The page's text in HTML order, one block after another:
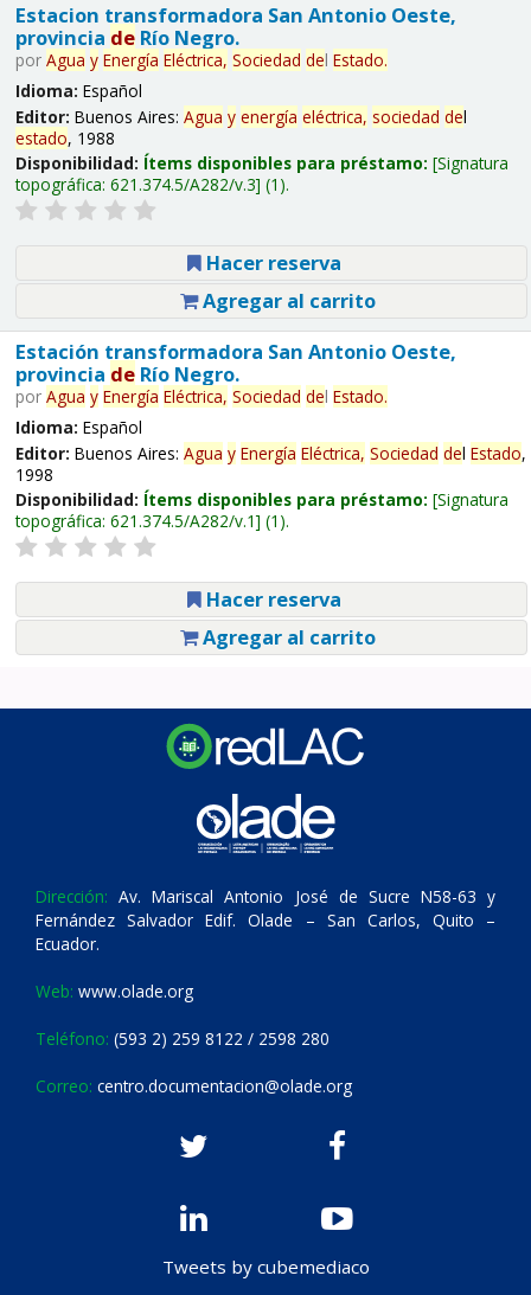
Estacion transformadora San Antonio Oeste,
provincia deRío Negro.
por Agua y Energía Eléctrica, Sociedad del Estado.
Idioma: Español
Editor: Buenos Aires: Agua y energía eléctrica, sociedad del
estado, 1988
Disponibilidad: Ítems disponibles para préstamo: Signatura
topográfica: 621.374.5/A282/v.3 (1).
Hacer reserva
Agregar al carrito
Estación transformadora San Antonio Oeste,
provincia deRío Negro.
por Agua y Energía Eléctrica, Sociedad del Estado.
Idioma: Español
Editor: Buenos Aires: Agua y Energía Eléctrica, Sociedad del Estado,
1998
Disponibilidad: Ítems disponibles para préstamo: Signatura
topográfica: 621.374.5/A282/v.1 (1).
Hacer reserva
Agregar al carrito
Dirección: Av. Mariscal Antonio José de Sucre N58-63 y
Fernández Salvador Edif. Olade – San Carlos, Quito –
Ecuador.
Web: www.olade.org
Teléfono: (593 2) 259 8122 / 2598 280
Correo: centro.documentacion@olade.org
Tweets by cubemediaco